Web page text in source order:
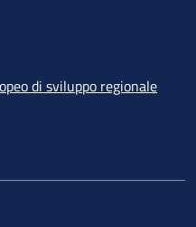
di sviluppo regionale